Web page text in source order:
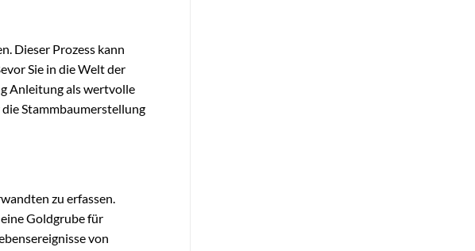
Dieser Prozess kann
Sie in die Welt der
Anleitung als wertvolle
Stammbaumerstellung
zu erfassen.
Goldgrube für
von